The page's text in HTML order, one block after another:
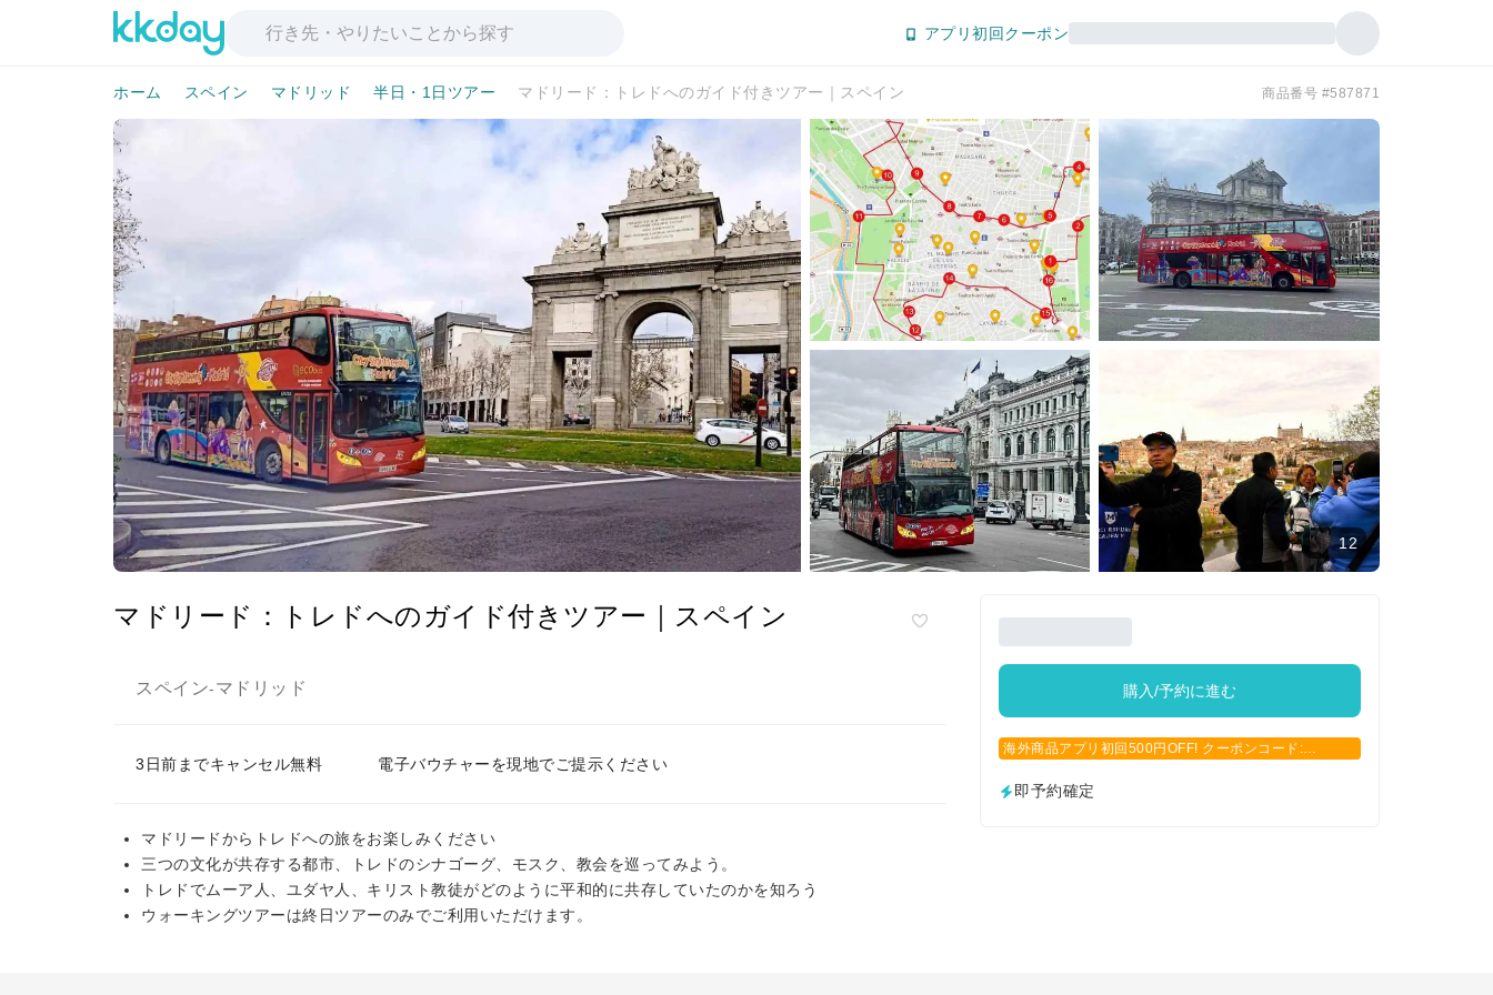
アプリ初回クーポン
ホーム スペイン マドリッド 半日・1日ツアー マドリード：トレドへのガイド付きツアー｜スペイン 商品番号 #587871
12
マドリード：トレドへのガイド付きツアー｜スペイン
スペイン-マドリッド
3日前までキャンセル無料 電子バウチャーを現地でご提示ください
マドリードからトレドへの旅をお楽しみください
三つの文化が共存する都市、トレドのシナゴーグ、モスク、教会を巡ってみよう。
トレドでムーア人、ユダヤ人、キリスト教徒がどのように平和的に共存していたのかを知ろう
ウォーキングツアーは終日ツアーのみでご利用いただけます。
購入/予約に進む
海外商品アプリ初回500円OFF! クーポンコード:
即予約確定